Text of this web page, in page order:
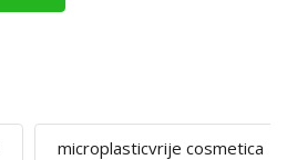
microplasticvrije cosmetica